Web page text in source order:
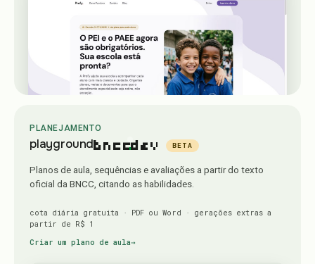
PLANEJAMENTO
playgroundbncc.
dev BETA
Planos de aula, sequências e avaliações a partir do texto
oficial da BNCC, citando as habilidades.
cota diária gratuita · PDF ou Word · gerações extras a
partir de R$ 1
Criar um plano de aula→